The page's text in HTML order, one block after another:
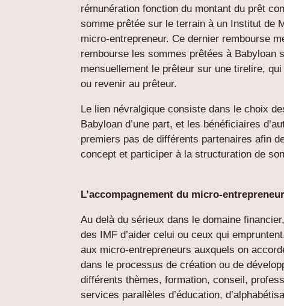
rémunération fonction du montant du prêt
somme prêtée sur le terrain à un Institut de
micro-entrepreneur. Ce dernier rembourse
rembourse les sommes prêtées à Babyloan
mensuellement le prêteur sur une tirelire,
ou revenir au prêteur.
Le lien névralgique consiste dans le choix
Babyloan d’une part, et les bénéficiaires
premiers pas de différents partenaires afin
concept et participer à la structuration de
L’accompagnement du micro-entrepreneur
Au delà du sérieux dans le domaine
des IMF d’aider celui ou ceux qui
aux micro-entrepreneurs auxquels on
dans le processus de création ou de
différents thèmes, formation, conseil,
services parallèles d’éducation,